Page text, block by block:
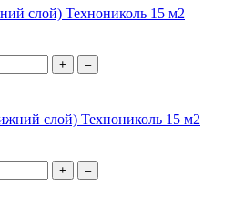
слой) Технониколь 15 м2
+
–
слой) Технониколь 15 м2
+
–